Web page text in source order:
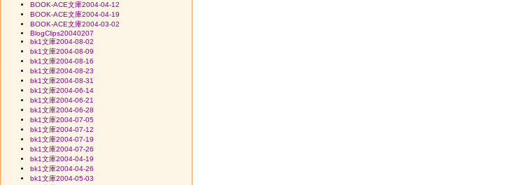
BOOK-ACE文庫2004-04-12
BOOK-ACE文庫2004-04-19
BOOK-ACE文庫2004-03-02
BlogClips20040207
bk1文庫2004-08-02
bk1文庫2004-08-09
bk1文庫2004-08-16
bk1文庫2004-08-23
bk1文庫2004-08-31
bk1文庫2004-06-14
bk1文庫2004-06-21
bk1文庫2004-06-28
bk1文庫2004-07-05
bk1文庫2004-07-12
bk1文庫2004-07-19
bk1文庫2004-07-26
bk1文庫2004-04-19
bk1文庫2004-04-26
bk1文庫2004-05-03